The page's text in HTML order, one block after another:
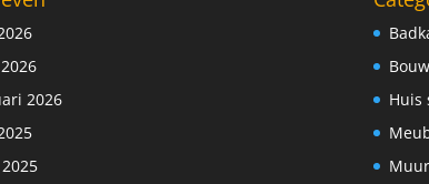
2026
Bouw
Huis
Muur